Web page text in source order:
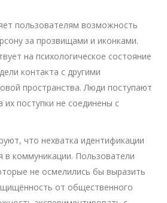
пользователям возможность
за прозвищами и иконками.
на психологическое состояние
контакта с другими
пространства. Люди поступают
их поступки не соединены с
что нехватка идентификации
в коммуникации. Пользователи
не осмелились бы выразить
от общественного